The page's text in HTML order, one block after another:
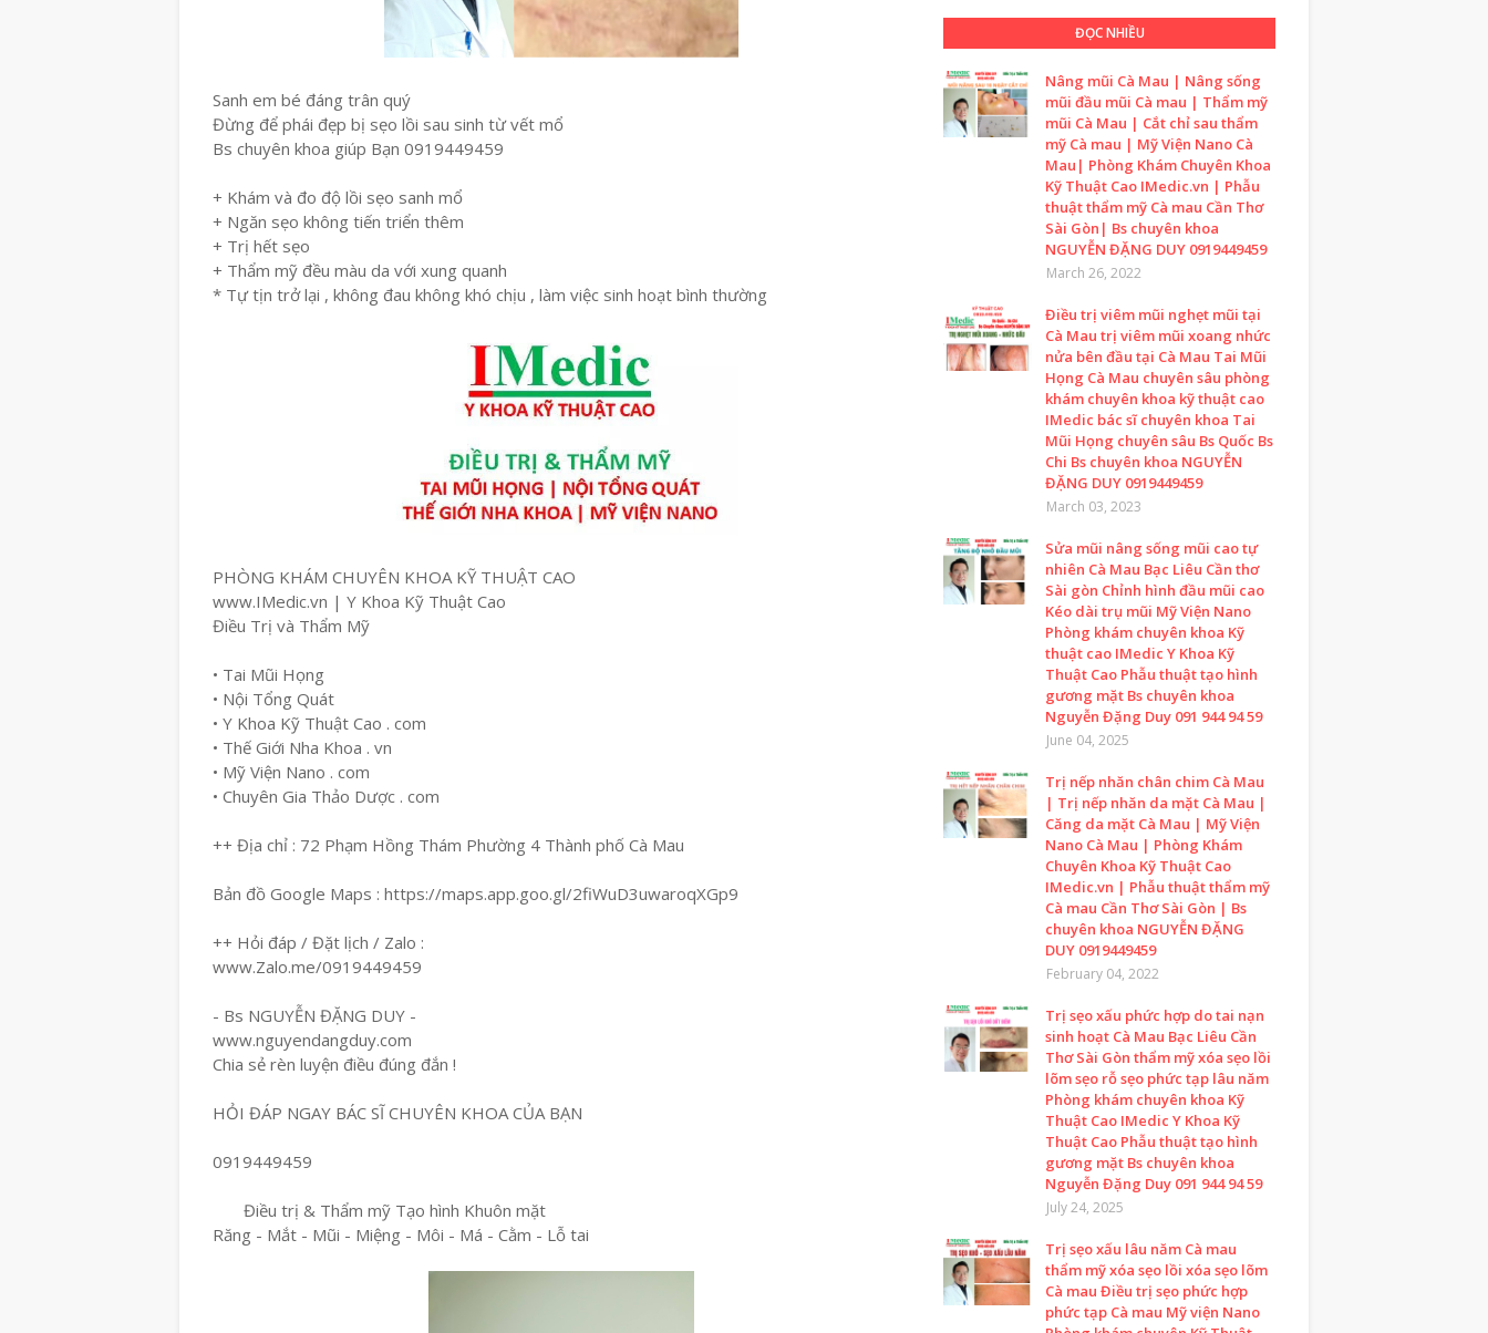
Sanh em bé đáng trân quý
Đừng để phái đẹp bị sẹo lồi sau sinh từ vết mổ
Bs chuyên khoa giúp Bạn 0919449459
+ Khám và đo độ lồi sẹo sanh mổ
+ Ngăn sẹo không tiến triển thêm
+ Trị hết sẹo
+ Thẩm mỹ đều màu da với xung quanh
* Tự tịn trở lại , không đau không khó chịu , làm việc sinh hoạt bình thường
PHÒNG KHÁM CHUYÊN KHOA KỸ THUẬT CAO
www.IMedic.vn | Y Khoa Kỹ Thuật Cao
Điều Trị và Thẩm Mỹ
• Tai Mũi Họng
• Nội Tổng Quát
• Y Khoa Kỹ Thuật Cao . com
• Thế Giới Nha Khoa . vn
• Mỹ Viện Nano . com
• Chuyên Gia Thảo Dược . com
++ Địa chỉ : 72 Phạm Hồng Thám Phường 4 Thành phố Cà Mau
Bản đồ Google Maps : https://maps.app.goo.gl/2fiWuD3uwaroqXGp9
++ Hỏi đáp / Đặt lịch / Zalo :
www.Zalo.me/0919449459
- Bs NGUYỄN ĐẶNG DUY -
www.nguyendangduy.com
Chia sẻ rèn luyện điều đúng đắn !
HỎI ĐÁP NGAY BÁC SĨ CHUYÊN KHOA CỦA BẠN
0919449459
Điều trị & Thẩm mỹ Tạo hình Khuôn mặt
Răng - Mắt - Mũi - Miệng - Môi - Má - Cằm - Lỗ tai
ĐỌC NHIỀU
Nâng mũi Cà Mau | Nâng sống
mũi đầu mũi Cà mau | Thẩm mỹ
mũi Cà Mau | Cắt chỉ sau thẩm
mỹ Cà mau | Mỹ Viện Nano Cà
Mau| Phòng Khám Chuyên Khoa
Kỹ Thuật Cao IMedic.vn | Phẫu
thuật thẩm mỹ Cà mau Cần Thơ
Sài Gòn| Bs chuyên khoa
NGUYỄN ĐẶNG DUY 0919449459
March 26, 2022
Điều trị viêm mũi nghẹt mũi tại
Cà Mau trị viêm mũi xoang nhức
nửa bên đầu tại Cà Mau Tai Mũi
Họng Cà Mau chuyên sâu phòng
khám chuyên khoa kỹ thuật cao
IMedic bác sĩ chuyên khoa Tai
Mũi Họng chuyên sâu Bs Quốc Bs
Chi Bs chuyên khoa NGUYỄN
ĐẶNG DUY 0919449459
March 03, 2023
Sửa mũi nâng sống mũi cao tự
nhiên Cà Mau Bạc Liêu Cần thơ
Sài gòn Chỉnh hình đầu mũi cao
Kéo dài trụ mũi Mỹ Viện Nano
Phòng khám chuyên khoa Kỹ
thuật cao IMedic Y Khoa Kỹ
Thuật Cao Phẫu thuật tạo hình
gương mặt Bs chuyên khoa
Nguyễn Đặng Duy 091 944 94 59
June 04, 2025
Trị nếp nhăn chân chim Cà Mau
| Trị nếp nhăn da mặt Cà Mau |
Căng da mặt Cà Mau | Mỹ Viện
Nano Cà Mau | Phòng Khám
Chuyên Khoa Kỹ Thuật Cao
IMedic.vn | Phẫu thuật thẩm mỹ
Cà mau Cần Thơ Sài Gòn | Bs
chuyên khoa NGUYỄN ĐẶNG
DUY 0919449459
February 04, 2022
Trị sẹo xấu phức hợp do tai nạn
sinh hoạt Cà Mau Bạc Liêu Cần
Thơ Sài Gòn thẩm mỹ xóa sẹo lồi
lõm sẹo rỗ sẹo phức tạp lâu năm
Phòng khám chuyên khoa Kỹ
Thuật Cao IMedic Y Khoa Kỹ
Thuật Cao Phẫu thuật tạo hình
gương mặt Bs chuyên khoa
Nguyễn Đặng Duy 091 944 94 59
July 24, 2025
Trị sẹo xấu lâu năm Cà mau
thẩm mỹ xóa sẹo lồi xóa sẹo lõm
Cà mau Điều trị sẹo phức hợp
phức tạp Cà mau Mỹ viện Nano